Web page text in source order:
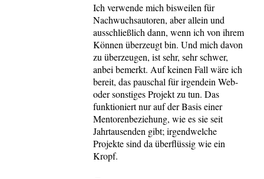
Ich verwende mich bisweilen für
Nachwuchsautoren, aber allein und
ausschließlich dann, wenn ich von ihrem
Können überzeugt bin. Und mich davon
zu überzeugen, ist sehr, sehr schwer,
anbei bemerkt. Auf keinen Fall wäre ich
bereit, das pauschal für irgendein Web-
oder sonstiges Projekt zu tun. Das
funktioniert nur auf der Basis einer
Mentorenbeziehung, wie es sie seit
Jahrtausenden gibt; irgendwelche
Projekte sind da überflüssig wie ein
Kropf.